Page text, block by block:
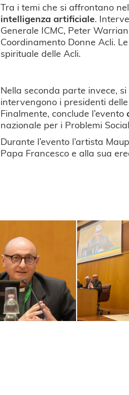
Tra i temi che si affrontano
intelligenza artificiale.
Generale ICMC, Peter
Coordinamento Donne Acli.
spirituale delle Acli.
Nella seconda parte invece,
intervengono i presidenti
Finalmente, conclude l’evento
nazionale per i Problemi
Durante l’evento l’artista
Papa Francesco e alla sua